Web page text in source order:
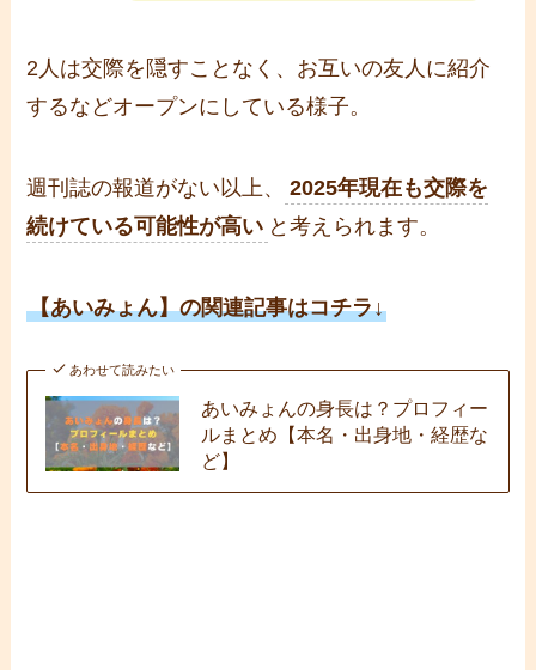
2人は交際を隠すことなく、お互いの友人に紹介
するなどオープンにしている様子。
週刊誌の報道がない以上、
2025年現在も交際を
続けている可能性が高い と考えられます。
【あいみょん】の関連記事はコチラ↓
あわせて読みたい
あいみょんの身長は？プロフィー
ルまとめ【本名・出身地・経歴な
ど】